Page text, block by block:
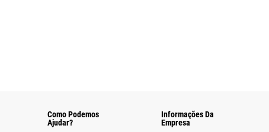
Como Podemos
Ajudar?
Informações Da
Empresa